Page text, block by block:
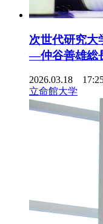
次世代研究大
―仲谷善雄総
2026.03.18
立命館大学